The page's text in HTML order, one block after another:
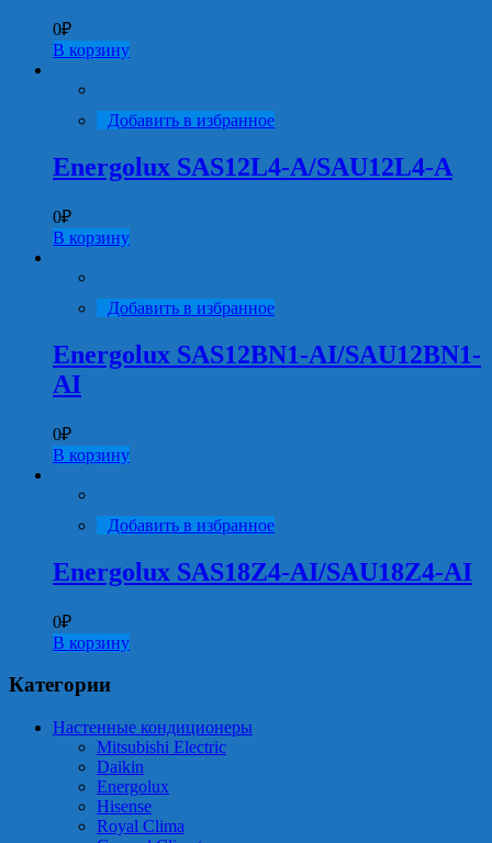
0₽
В корзину
Добавить в избранное
Energolux SAS12L4-A/SAU12L4-A
0₽
В корзину
Добавить в избранное
Energolux SAS12BN1-AI/SAU12BN1-
AI
0₽
В корзину
Добавить в избранное
Energolux SAS18Z4-AI/SAU18Z4-AI
0₽
В корзину
Категории
Настенные кондиционеры
Mitsubishi Electric
Daikin
Energolux
Hisense
Royal Clima